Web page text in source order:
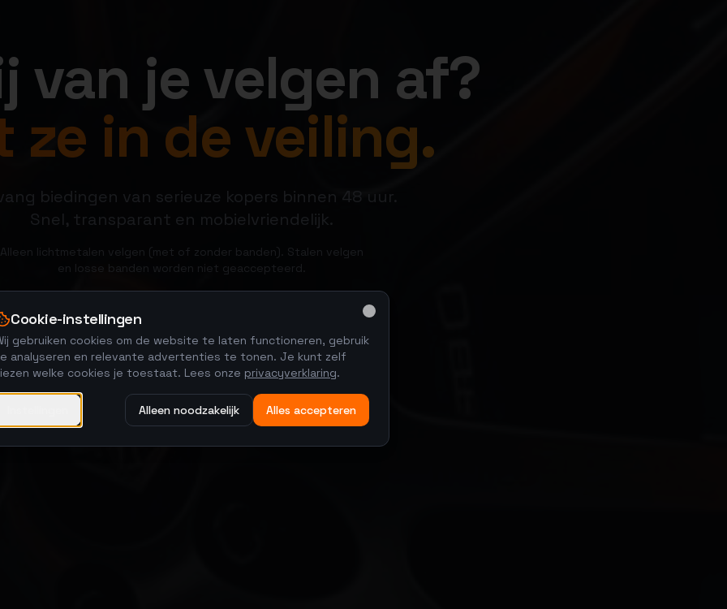
van je velgen af?
ze in de veiling.
biedingen van serieuze kopers binnen 48 uur.
Snel, transparant en mobielvriendelijk.
Alleen lichtmetalen velgen (met of zonder banden). Stalen velgen
en losse banden worden niet geaccepteerd.
Verkoop je velgen
Cookie-instellingen
gebruiken cookies om de website te laten functioneren, gebruik
analyseren en relevante advertenties te tonen. Je kunt zelf
welke cookies je toestaat. Lees onze privacyverklaring.
Alleen noodzakelijk Alles accepteren